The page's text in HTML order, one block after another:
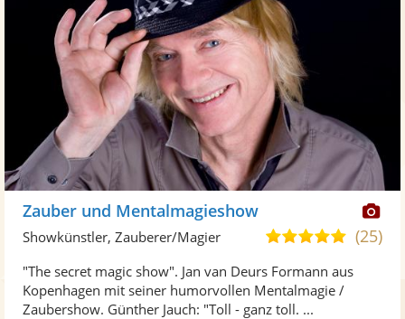
Zauber und Mentalmagieshow
5,0
5
(25)
Showkünstler, Zauberer/Magier
"The secret magic show". Jan van Deurs Formann aus
Kopenhagen mit seiner humorvollen Mentalmagie /
Zaubershow. Günther Jauch: "Toll - ganz toll. ...